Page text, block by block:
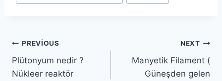
Yazı
gezinmesi
PREVIOUS
Plütonyum nedir ?
Nükleer reaktör
NEXT
Manyetik Filament (
Güneşden gelen